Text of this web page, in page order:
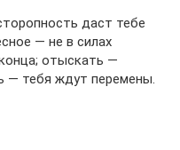
даст тебе
— не в силах
отыскать —
— тебя ждут перемены.